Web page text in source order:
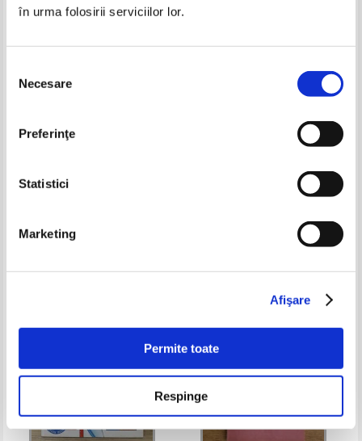
în urma folosirii serviciilor lor.
consimțământului
Necesare
Preferinţe
Statistici
Marketing
Afişare
Permite toate
Respinge
-30%
Leacuri si retete manastiresti,
Adaugă în coș
Stefan Manea - Catina si uleiul
Lei